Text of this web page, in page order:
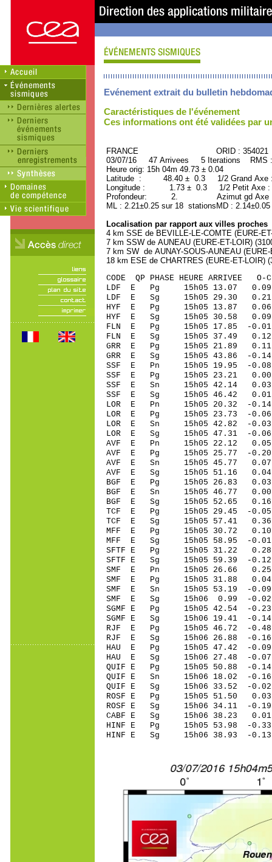
Evénement extrait du bulletin
Caractéristiques de l'événement
Ces informations ont été validées par
FRANCE ORID : 354021
03/07/16 47 Arrivees 5 Iterations RMS
Heure orig: 15h 04m 49.73 ± 0.04
Latitude : 48.40 ± 0.3 1/2 Grand
Longitude : 1.73 ± 0.3 1/2 Petit Axe
Profondeur: 2. Azimut gd Axe :
ML : 2.21±0.25 sur 18 stationsMD :
Localisation par rapport aux villes proches
4 km SSE de BEVILLE-LE-COMTE (EURE-
7 km SSW de AUNEAU (EURE-ET-LOIR)
7 km SW de AUNAY-SOUS-AUNEAU
18 km ESE de CHARTRES (EURE-ET-LOIR)
CODE QP PHASE HEURE
LDF E Pg 15h05 13.07 0.09
LDF E Sg 15h05 29.30
HYF E Pg 15h05 13.87 0.06
HYF E Sg 15h05 30.58 0.09
FLN E Pg 15h05 17.85 -0.01
FLN E Sg 15h05 37.49
GRR E Pg 15h05 21.89 0.11
GRR E Sg 15h05 43.86 -
SSF E Pn 15h05 19.95 -0.08
SSF E Pg 15h05 23.21 0.00
SSF E Sn 15h05 42.14 0.03
SSF E Sg 15h05 46.42
LOR E Pn 15h05 20.32 -0.14
LOR E Pg 15h05 23.73 -0.06
LOR E Sn 15h05 42.82 -0.03
LOR E Sg 15h05 47.31 -
AVF E Pn 15h05 22.12 0.05
AVF E Pg 15h05 25.77 -0.20
AVF E Sn 15h05 45.77 0.07
AVF E Sg 15h05 51.16
BGF E Pg 15h05 26.83 0.03
BGF E Sn 15h05 46.77 0.00
BGF E Sg 15h05 52.65
TCF E Pg 15h05 29.45 -0.05
TCF E Sg 15h05 57.41
MFF E Pg 15h05 30.72 0.10
MFF E Sg 15h05 58.95 -
SFTF E Pg 15h05 31.22
SFTF E Sg 15h05 59.39 -
SMF E Pn 15h05 26.66 0.25
SMF E Pg 15h05 31.88 0.04
SMF E Sn 15h05 53.19 -0.09
SMF E Sg 15h06 0.99 -
SGMF E Pg 15h05 42.54 -0.23
SGMF E Sg 15h06 19.41 -
RJF E Pg 15h05 46.72 -0.48
RJF E Sg 15h06 26.88 -
HAU E Pg 15h05 47.42 -
HAU E Sg 15h06 27.48 -
QUIF E Pg 15h05 50.88 -0.14
QUIF E Sn 15h06 18.02 -0.16
QUIF E Sg 15h06 33.52 -
ROSF E Pg 15h05 51.50 0.03
ROSF E Sg 15h06 34.11 -
CABF E Sg 15h06 38.23
HINF E Pg 15h05 53.98 -
HINF E Sg 15h06 38.93 -